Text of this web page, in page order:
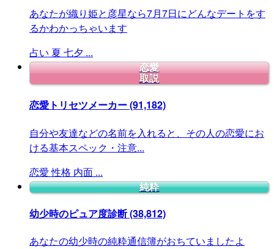
あなたが織り姫と彦星なら7月7日にどんなデートをす
るかわかっちゃいます
占い 夏 七夕 ...
恋愛
取説
恋愛トリセツメーカー(91,182)
自分や友達などの名前を入れると、その人の恋愛にお
ける基本スペック・注意...
恋愛 性格 内面 ...
純粋
幼少時のピュア度診断(38,812)
あなたの幼少時の純粋通信簿がおちていましたよ